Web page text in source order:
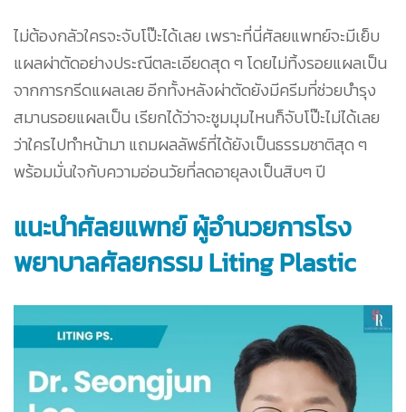
ไม่ต้องกลัวใครจะจับโป๊ะได้เลย เพราะที่นี่ศัลยแพทย์จะมีเย็บ
แผลผ่าตัดอย่างประณีตละเอียดสุด ๆ โดยไม่ทิ้งรอยแผลเป็น
จากการกรีดแผลเลย อีกทั้งหลังผ่าตัดยังมีครีมที่ช่วยบำรุง
สมานรอยแผลเป็น เรียกได้ว่าจะซูมมุมไหนก็จับโป๊ะไม่ได้เลย
ว่าใครไปทำหน้ามา แถมผลลัพธ์ที่ได้ยังเป็นธรรมชาติสุด ๆ
พร้อมมั่นใจกับความอ่อนวัยที่ลดอายุลงเป็นสิบๆ ปี
แนะนำศัลยแพทย์ ผู้อำนวยการโรง
พยาบาลศัลยกรรม Liting Plastic